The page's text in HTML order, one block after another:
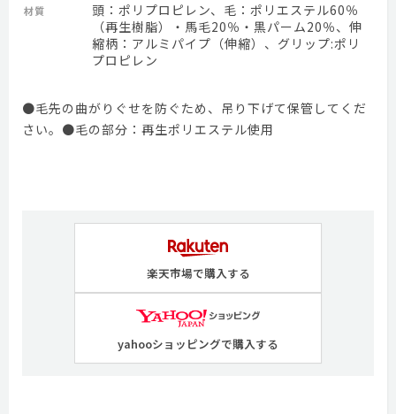
材質
頭：ポリプロピレン、毛：ポリエステル60％
（再生樹脂）・馬毛20％・黒パーム20％、伸
縮柄：アルミパイプ（伸縮）、グリップ:ポリ
プロピレン
●毛先の曲がりぐせを防ぐため、吊り下げて保管してくだ
さい。●毛の部分：再生ポリエステル使用
楽天市場で購入する
yahooショッピングで購入する